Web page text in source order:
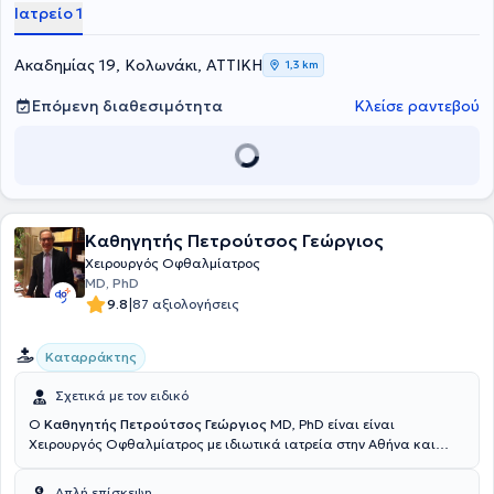
Ιατρείο 1
Ακαδημίας 19, Κολωνάκι, ΑΤΤΙΚΗ 1,3 km
Επόμενη διαθεσιμότητα Κλείσε ραντεβού
Καθηγητής Πετρούτσος Γεώργιος
Χειρουργός Οφθαλμίατρος
MD, PhD
9.8|87 αξιολογήσεις
Καταρράκτης
Σχετικά με τον ειδικό
Ο Καθηγητής Πετρούτσος Γεώργιος MD, PhD είναι είναι
Χειρουργός Οφθαλμίατρος με ιδιωτικά ιατρεία στην Αθήνα και
κερατοειδούς, ξηρό μάτι, ρευματικές παθήσεις των ματιών και